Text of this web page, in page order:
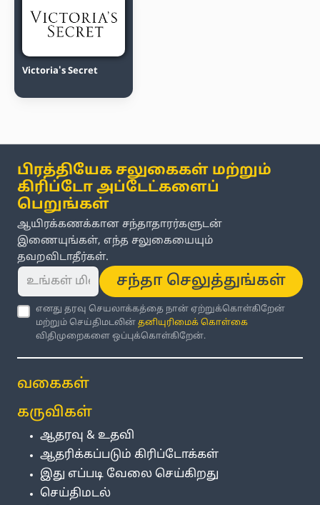
Victoria's Secret
பிரத்தியேக சலுகைகள் மற்றும்
கிரிப்டோ அப்டேட்களைப்
பெறுங்கள்
ஆயிரக்கணக்கான சந்தாதாரர்களுடன்
இணையுங்கள், எந்த சலுகையையும்
தவறவிடாதீர்கள்.
சந்தா செலுத்துங்கள்
எனது தரவு செயலாக்கத்தை நான் ஏற்றுக்கொள்கிறேன்
மற்றும் செய்திமடலின்தனியுரிமைக் கொள்கை
விதிமுறைகளை ஒப்புக்கொள்கிறேன்.
வகைகள்
கருவிகள்
ஆதரவு & உதவி
ஆதரிக்கப்படும் கிரிப்டோக்கள்
இது எப்படி வேலை செய்கிறது
செய்திமடல்